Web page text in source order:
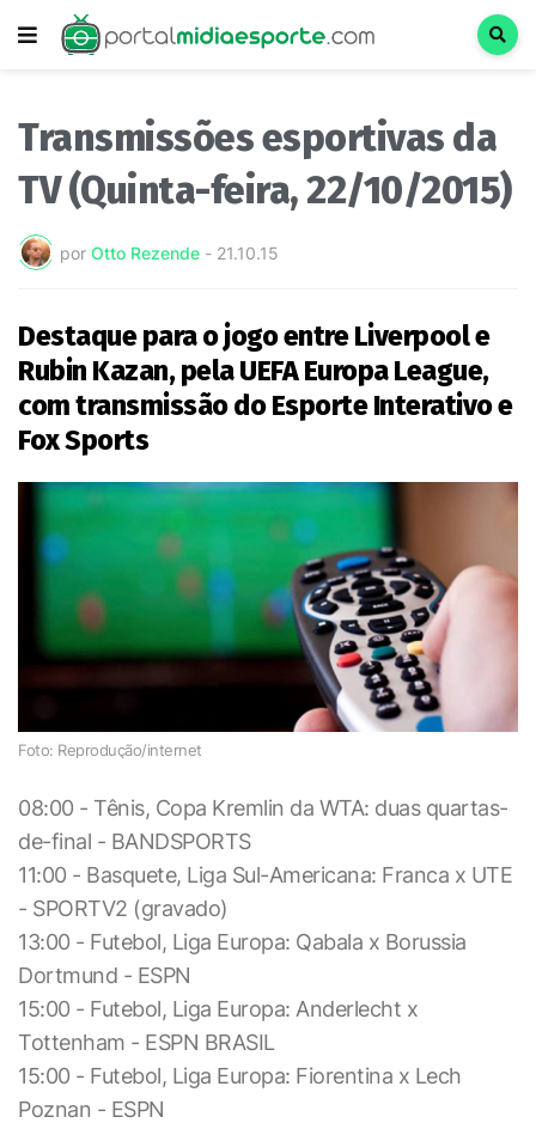
Transmissões esportivas da
TV (Quinta-feira, 22/10/2015)
por Otto Rezende - 21.10.15
Destaque para o jogo entre Liverpool e
Rubin Kazan, pela UEFA Europa League,
com transmissão do Esporte Interativo e
Fox Sports
Foto: Reprodução/internet
08:00 - Tênis, Copa Kremlin da WTA: duas quartas-
de-final - BANDSPORTS
11:00 - Basquete, Liga Sul-Americana: Franca x UTE
- SPORTV2 (gravado)
13:00 - Futebol, Liga Europa: Qabala x Borussia
Dortmund - ESPN
15:00 - Futebol, Liga Europa: Anderlecht x
Tottenham - ESPN BRASIL
15:00 - Futebol, Liga Europa: Fiorentina x Lech
Poznan - ESPN